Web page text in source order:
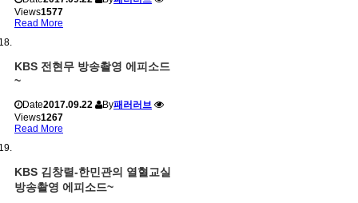
Views1577
Read More
KBS 전현무 방송촬영 에피소드
~
Date2017.09.22 By패러러브
Views1267
Read More
KBS 김창렬-한민관의 열혈교실
방송촬영 에피소드~